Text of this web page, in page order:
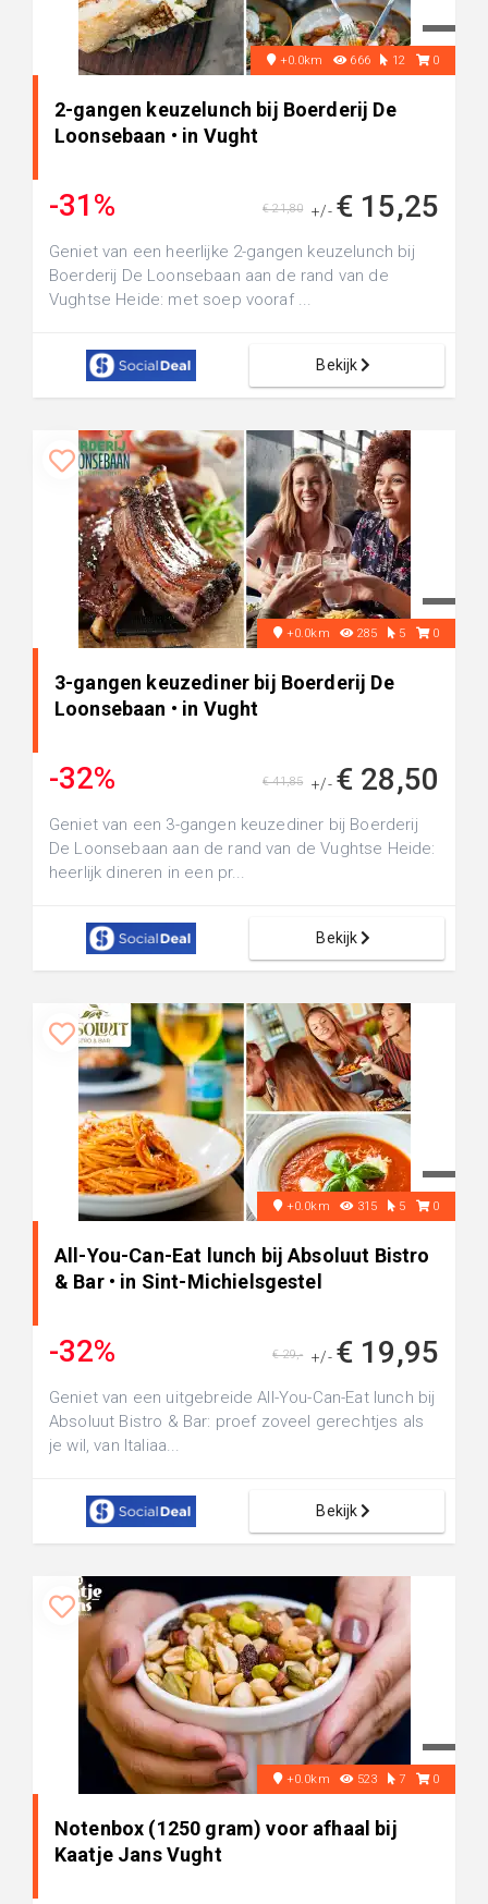
+0.0km 666 12 0
2-gangen keuzelunch bij Boerderij De
Loonsebaan • in Vught
-31% +/- € 15,25
€ 21,80
Geniet van een heerlijke 2-gangen keuzelunch bij
Boerderij De Loonsebaan aan de rand van de
Vughtse Heide: met soep vooraf ...
Bekijk
+0.0km 285 5 0
3-gangen keuzediner bij Boerderij De
Loonsebaan • in Vught
-32% +/- € 28,50
€ 41,85
Geniet van een 3-gangen keuzediner bij Boerderij
De Loonsebaan aan de rand van de Vughtse Heide:
heerlijk dineren in een pr...
Bekijk
+0.0km 315 5 0
All-You-Can-Eat lunch bij Absoluut Bistro
& Bar • in Sint-Michielsgestel
-32% +/- € 19,95
€ 29,-
Geniet van een uitgebreide All-You-Can-Eat lunch bij
Absoluut Bistro & Bar: proef zoveel gerechtjes als
je wil, van Italiaa...
Bekijk
+0.0km 523 7 0
Notenbox (1250 gram) voor afhaal bij
Kaatje Jans Vught